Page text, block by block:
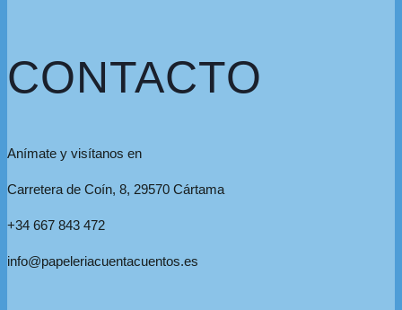
CONTACTO
Anímate y visítanos en
Carretera de Coín, 8, 29570 Cártama
+34 667 843 472
info@papeleriacuentacuentos.es